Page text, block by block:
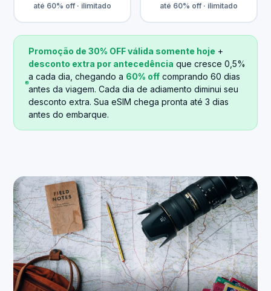
até 60% off · ilimitado até 60% off · ilimitado
Promoção de 30% OFF válida somente hoje +
desconto extra por antecedência que cresce 0,5%
a cada dia, chegando a 60% off comprando 60 dias
antes da viagem. Cada dia de adiamento diminui seu
desconto extra. Sua eSIM chega pronta até 3 dias
antes do embarque.